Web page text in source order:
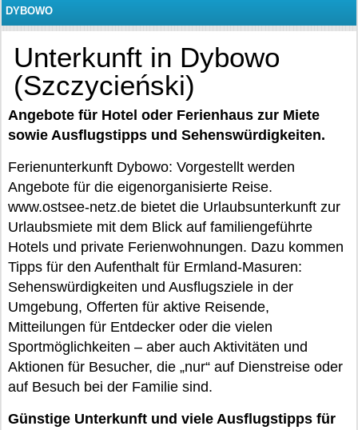
DYBOWO
Unterkunft in Dybowo
(Szczycieński)
Angebote für Hotel oder Ferienhaus zur Miete
sowie Ausflugstipps und Sehenswürdigkeiten.
Ferienunterkunft Dybowo: Vorgestellt werden
Angebote für die eigenorganisierte Reise.
www.ostsee-netz.de bietet die Urlaubsunterkunft zur
Urlaubsmiete mit dem Blick auf familiengeführte
Hotels und private Ferienwohnungen. Dazu kommen
Tipps für den Aufenthalt für Ermland-Masuren:
Sehenswürdigkeiten und Ausflugsziele in der
Umgebung, Offerten für aktive Reisende,
Mitteilungen für Entdecker oder die vielen
Sportmöglichkeiten – aber auch Aktivitäten und
Aktionen für Besucher, die „nur“ auf Dienstreise oder
auf Besuch bei der Familie sind.
Günstige Unterkunft und viele Ausflugstipps für